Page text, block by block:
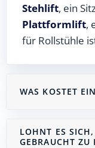
Stehlift, ein
Plattformlift,
für Rollstühle
WAS KOSTET
LOHNT ES
GEBRAUCHT ZU